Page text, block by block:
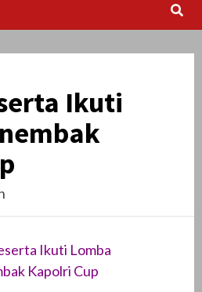
Ikuti
Ikuti Lomba
Kapolri Cup